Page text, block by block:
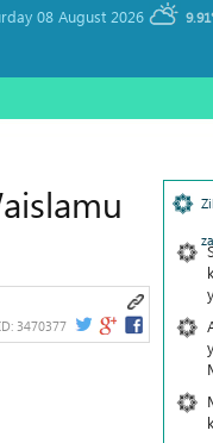
3470377